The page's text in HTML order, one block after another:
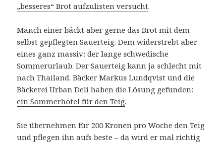
„besseres“ Brot aufzulisten versucht.
Manch einer bäckt aber gerne das Brot mit dem
selbst gepflegten Sauerteig. Dem widerstrebt aber
eines ganz massiv: der lange schwedische
Sommerurlaub. Der Sauerteig kann ja schlecht mit
nach Thailand. Bäcker Markus Lundqvist und die
Bäckerei Urban Deli haben die Lösung gefunden:
ein Sommerhotel für den Teig.
Sie übernehmen für 200 Kronen pro Woche den Teig
und pflegen ihn aufs beste – da wird er mal richtig